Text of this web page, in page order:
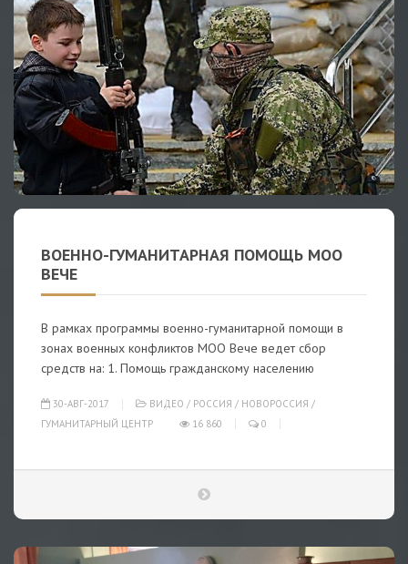
ВОЕННО-ГУМАНИТАРНАЯ ПОМОЩЬ МОО
ВЕЧЕ
В рамках программы военно-гуманитарной помощи в
зонах военных конфликтов МОО Вече ведет сбор
средств на: 1. Помощь гражданскому населению
30-АВГ-2017 ВИДЕО / РОССИЯ / НОВОРОССИЯ /
ГУМАНИТАРНЫЙ ЦЕНТР
16 860 0